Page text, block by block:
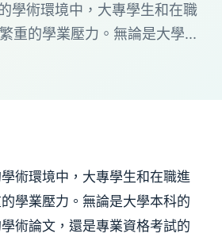
學術環境中，大專學生和在職
重的學業壓力。無論是大學...
術環境中，大專學生和在職進
學業壓力。無論是大學本科的
術論文，還是專業資格考試的